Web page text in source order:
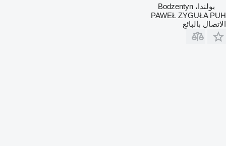
بولندا، Bodzentyn
PAWEŁ ZYGUŁA PUH
الاتصال بالبائع